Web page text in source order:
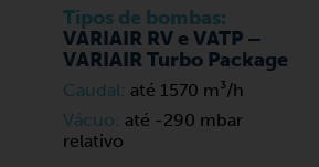
Tipos de bombas:
VARIAIR RV e VATP –
VARIAIR Turbo Package
Caudal: até 1570 m³/h
Vácuo: até -290 mbar
relativo